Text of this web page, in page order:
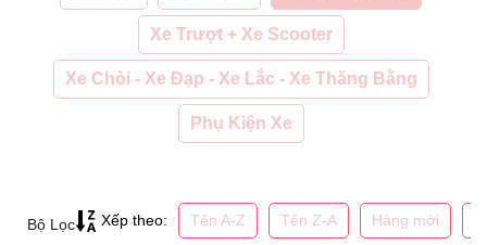
Xe Trượt + Xe Scooter
Xe Chòi - Xe Đạp - Xe Lắc - Xe Thăng Bằng
Phụ Kiện Xe
Bộ Lọc Xếp theo: Tên A-Z Tên Z-A Hàng mới